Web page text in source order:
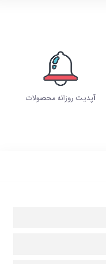
آپدیت روزانه محصولات